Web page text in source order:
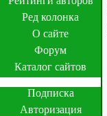
Ред колонка
О сайте
Форум
Каталог сайтов
Подписка
Авторизация